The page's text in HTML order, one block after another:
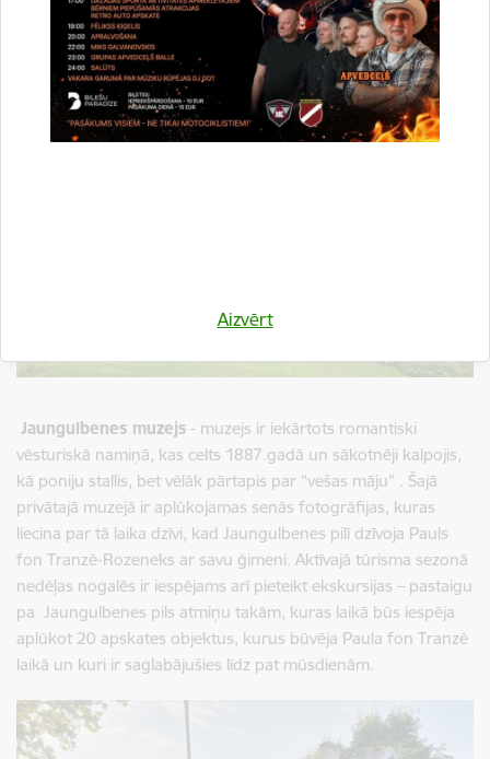
Aizvērt
Grīnvalde. Jaungulbenes evaņģēliski luteriskā baznīca atzīta
par vietējas nozīmes arhitektūras pieminekli.
Jaungulbenes muzejs - muzejs ir iekārtots romantiski
vēsturiskā namiņā, kas celts 1887.gadā un sākotnēji kalpojis,
kā poniju stallis, bet vēlāk pārtapis par “vešas māju” . Šajā
privātajā muzejā ir aplūkojamas senās fotogrāfijas, kuras
liecina par tā laika dzīvi, kad Jaungulbenes pilī dzīvoja Pauls
fon Tranzē-Rozeneks ar savu ģimeni. Aktīvajā tūrisma sezonā
nedēļas nogalēs ir iespējams arī pieteikt ekskursijas – pastaigu
pa Jaungulbenes pils atmiņu takām, kuras laikā būs iespēja
aplūkot 20 apskates objektus, kurus būvēja Paula fon Tranzē
laikā un kuri ir saglabājušies līdz pat mūsdienām.